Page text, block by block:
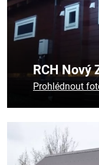
RCH Nový
Prohlédnout